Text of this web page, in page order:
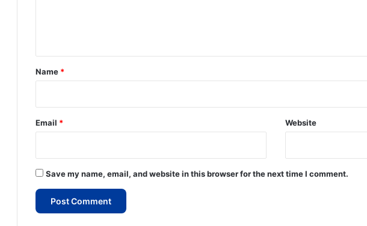
*
Name *
Email * Website
Save my name, email, and website in this browser for the next time I comment.